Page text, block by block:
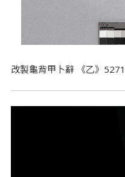
改製龜背甲卜辭 《乙》5271